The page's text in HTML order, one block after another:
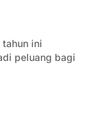
tahun ini
peluang bagi